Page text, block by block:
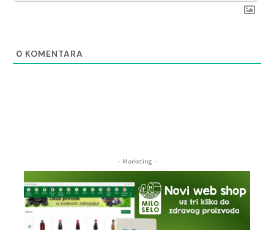
0 KOMENTARA
- Marketing -